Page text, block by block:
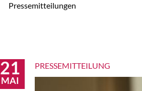
Pressemitteilungen
PRESSEMITTEILUNG
21
MAI